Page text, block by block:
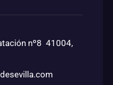
nº8 41004,